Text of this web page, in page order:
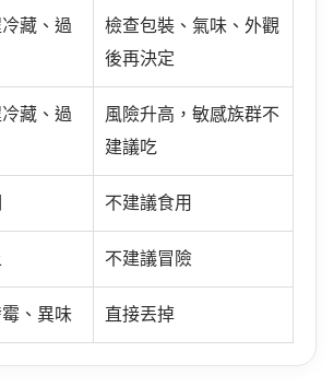
藏、過
檢查包裝、氣味、外觀
後再決定
藏、過
風險升高，敏感族群不
建議吃
不建議食用
不建議冒險
、異味 直接丟掉